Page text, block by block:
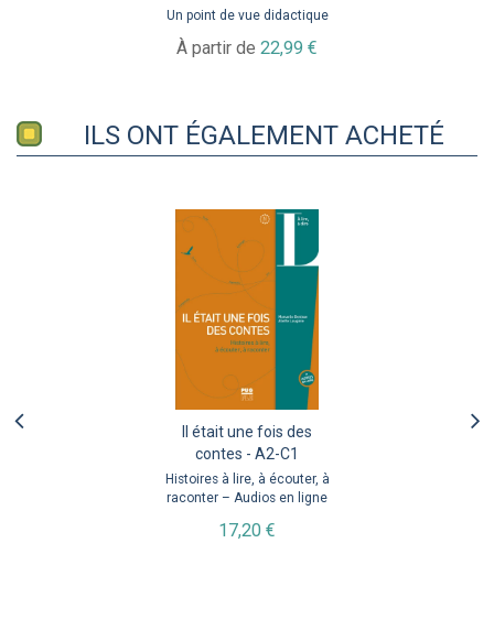
Un point de vue didactique
À partir de 22,99 €
ILS ONT ÉGALEMENT ACHETÉ
Il était une fois des
contes - A2-C1
Histoires à lire, à écouter, à
raconter – Audios en ligne
17,20 €